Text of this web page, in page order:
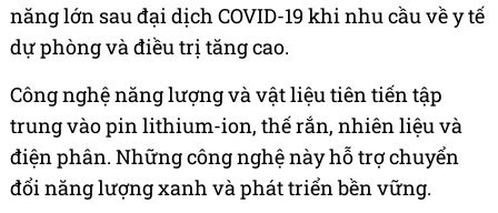
năng lớn sau đại dịch COVID-19 khi nhu cầu về y tế
dự phòng và điều trị tăng cao.
Công nghệ năng lượng và vật liệu tiên tiến tập
trung vào pin lithium-ion, thế rắn, nhiên liệu và
điện phân. Những công nghệ này hỗ trợ chuyển
đổi năng lượng xanh và phát triển bền vững.